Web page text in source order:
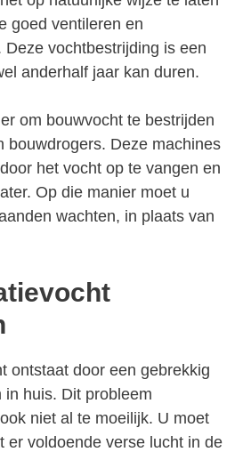
goed ventileren en
Deze vochtbestrijding is een
anderhalf jaar kan duren.
om bouwvocht te bestrijden
bouwdrogers. Deze machines
door het vocht op te vangen en
Op die manier moet u
wachten, in plaats van
ontstaat door een gebrekkig
huis. Dit probleem
niet al te moeilijk. U moet
er voldoende verse lucht in de